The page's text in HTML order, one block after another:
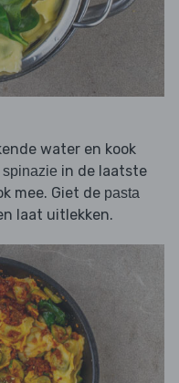
water en kook
spinazie in de laatste
mee. Giet de pasta
laat uitlekken.